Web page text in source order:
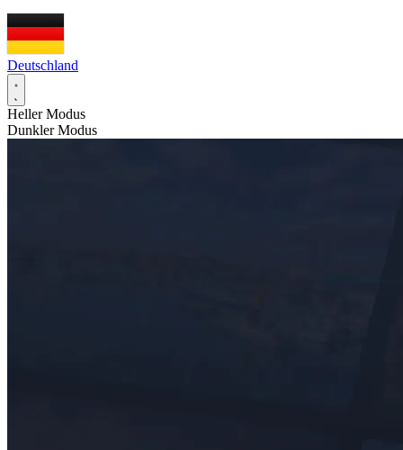
Deutschland
Heller Modus
Dunkler Modus